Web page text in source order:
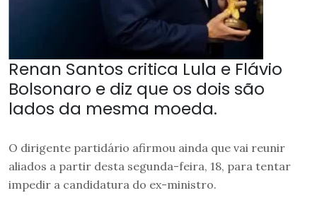
Renan Santos critica Lula e Flávio
Bolsonaro e diz que os dois são
lados da mesma moeda.
O dirigente partidário afirmou ainda que vai reunir
aliados a partir desta segunda-feira, 18, para tentar
impedir a candidatura do ex-ministro.